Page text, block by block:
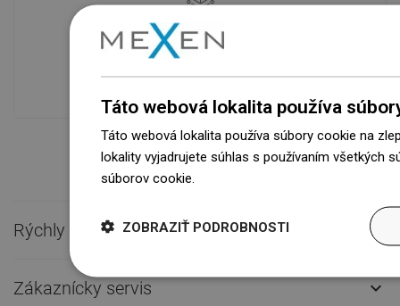
Dostupnosť tovaru
Naše výrobky na vás čakajú v
modernom sklade.Vždy pripravený na
prepravu!
Rýchly kontakt 
Zákaznícky servis 
Táto webová lokalita používa
Táto webová lokalita používa súbory cookie na
lokality vyjadrujete súhlas s používaním všetkých
súborov cookie.
ZOBRAZIŤ PODROBNOSTI